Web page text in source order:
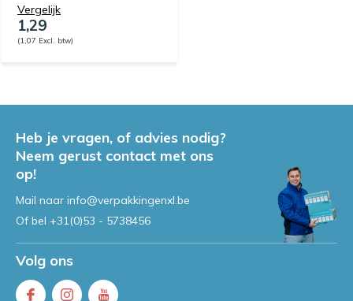
Vergelijk
1,29
(1,07 Excl. btw)
Heb je vragen, of advies nodig?
Neem gerust contact met ons
op!
Mail naar info@verpakkingenxl.be
Of bel +31(0)53 - 5738456
Volg ons